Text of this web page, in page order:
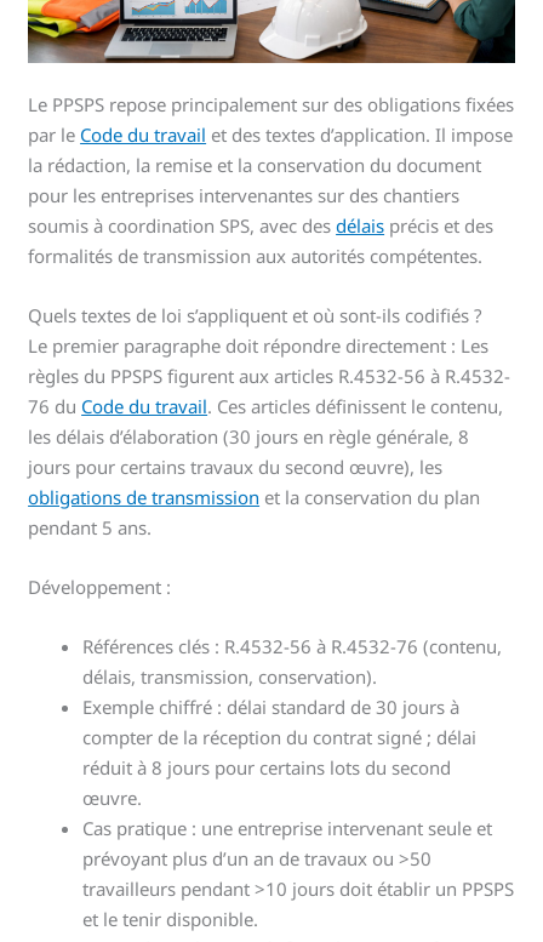
Le PPSPS repose principalement sur des obligations fixées
par le Code du travail et des textes d’application. Il impose
la rédaction, la remise et la conservation du document
pour les entreprises intervenantes sur des chantiers
soumis à coordination SPS, avec desdélais précis et des
formalités de transmission aux autorités compétentes.
Quels textes de loi s’appliquent et où sont-ils codifiés ?
Le premier paragraphe doit répondre directement : Les
règles du PPSPS figurent aux articles R.4532-56 à R.4532-
76 du Code du travail. Ces articles définissent le contenu,
les délais d’élaboration (30 jours en règle générale, 8
jours pour certains travaux du second œuvre), les
obligations de transmission et la conservation du plan
pendant 5 ans.
Développement :
Références clés : R.4532-56 à R.4532-76 (contenu,
délais, transmission, conservation).
Exemple chiffré : délai standard de 30 jours à
compter de la réception du contrat signé ; délai
réduit à 8 jours pour certains lots du second
œuvre.
Cas pratique : une entreprise intervenant seule et
prévoyant plus d’un an de travaux ou >50
travailleurs pendant >10 jours doit établir un PPSPS
et le tenir disponible.